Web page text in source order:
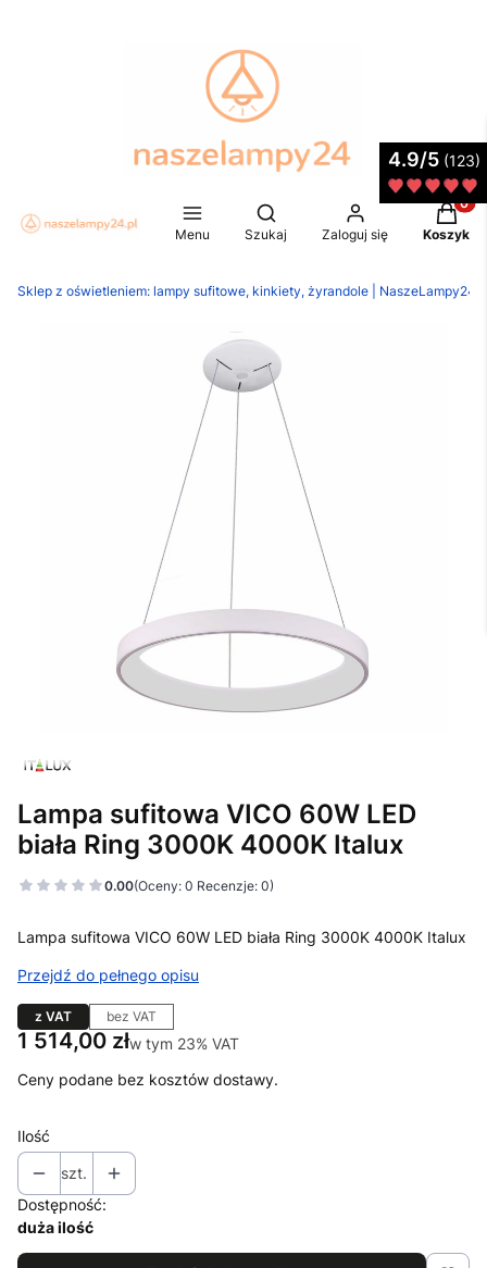
Menu
Otwórz wyszukiwarkę
Szukaj Zaloguj się Koszyk
Sklep z oświetleniem: lampy sufitowe, kinkiety, żyrandole |
Lampa sufitowa VICO 60W LED
biała Ring 3000K 4000K Italux
0.00(Oceny: 0 Recenzje: 0)
Lampa sufitowa VICO 60W LED biała Ring 3000K 4000K Italux
Przejdź do pełnego opisu
z VAT bez VAT
Cena
1 514,00 złw tym 23% VAT
w tym 23% VAT
Ceny podane bez kosztów dostawy.
Ilość
szt.
Dostępność:
duża ilość
4.9/5 (123)